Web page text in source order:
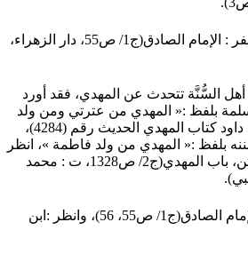
انظر : محمد رضا المظفر : الإمام الصادق(ج1/ ص55، دار الزهراء،
السُّنَّة تتحدث عن المهدي، فقد أورد
بلفظ :« المهدي من عترتي ومن ولد
فاطمة »، انظر : سنن أبي داود كتاب المهدي الحديث رقم (4284)،
بلفظ :« المهدي من ولد فاطمة »، انظر
سنن ابن ماجة : كتاب الفتن، باب المهدي(ج2/ ص1328، ت : محمد
محمد رضا المظفر : الإمام الصادق(ج1/ ص55، 56)، وانظر :ابن